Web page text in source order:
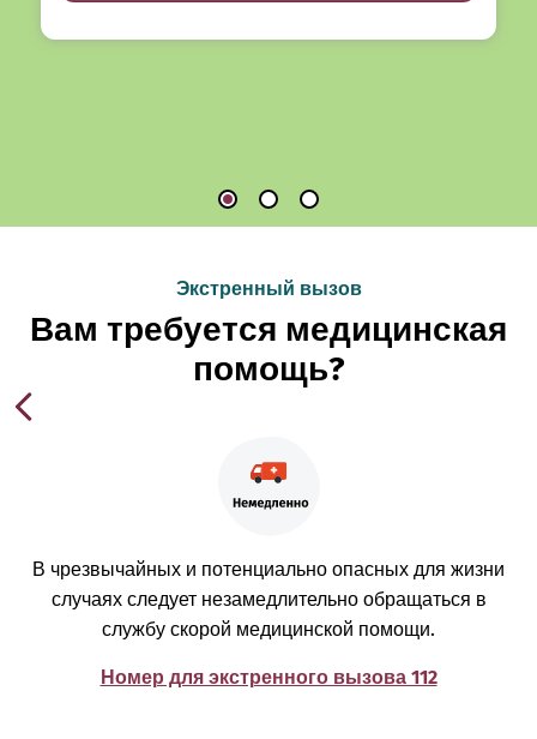
Экстренный вызов
Вам требуется медицинская
помощь?
В чрезвычайных и потенциально опасных для жизни
случаях следует незамедлительно обращаться в
службу скорой медицинской помощи.
Номер для экстренного вызова 112